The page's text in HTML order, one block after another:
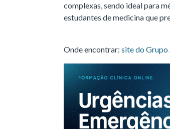
complexas, sendo ideal para
estudantes de medicina que
Onde encontrar: site do Grupo